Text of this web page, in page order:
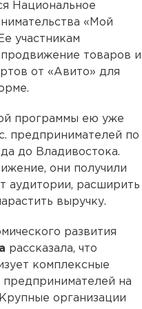
Национальное
«Мой
участникам
товаров и
от «Авито» для
программы ею уже
предпринимателей по
до Владивостока.
они получили
аудитории, расширить
выручку.
развития
рассказала, что
комплексные
на
организации